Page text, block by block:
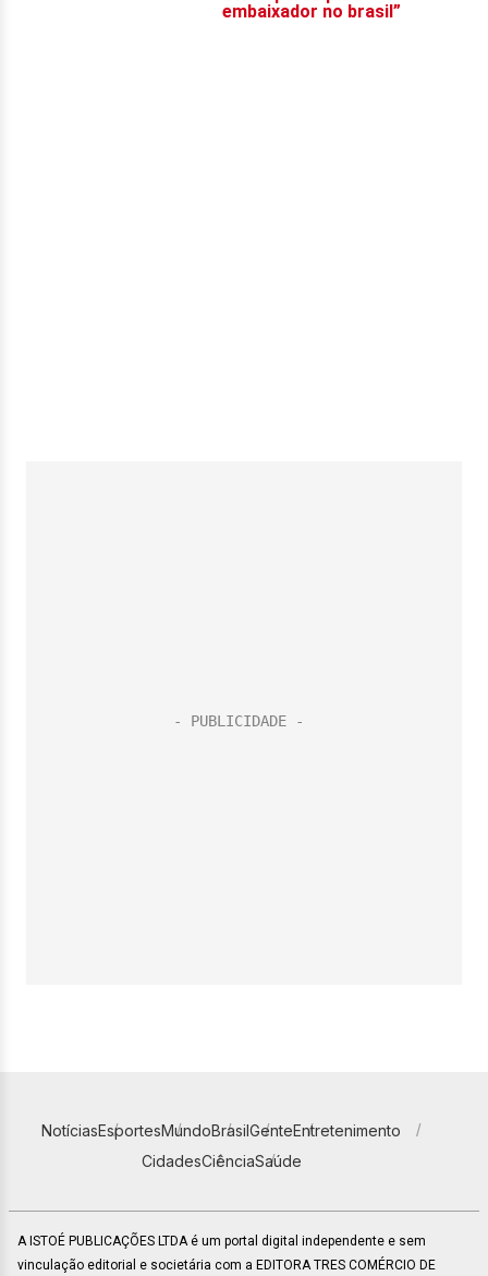
NotíciasEsportesMundoBrasilGenteEntretenimento
CidadesCiênciaSaúde
A ISTOÉ PUBLICAÇÕES LTDA é um portal digital independente e sem
vinculação editorial e societária com a EDITORA TRES COMÉRCIO DE